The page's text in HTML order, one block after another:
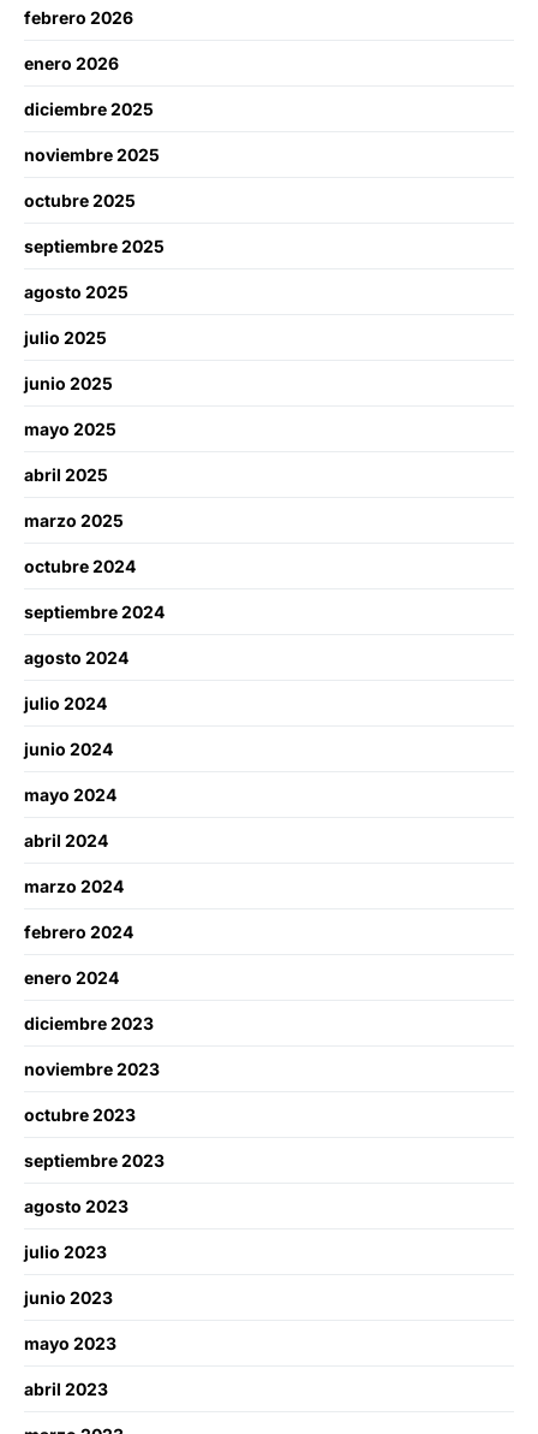
febrero 2026
enero 2026
diciembre 2025
noviembre 2025
octubre 2025
septiembre 2025
agosto 2025
julio 2025
junio 2025
mayo 2025
abril 2025
marzo 2025
octubre 2024
septiembre 2024
agosto 2024
julio 2024
junio 2024
mayo 2024
abril 2024
marzo 2024
febrero 2024
enero 2024
diciembre 2023
noviembre 2023
octubre 2023
septiembre 2023
agosto 2023
julio 2023
junio 2023
mayo 2023
abril 2023